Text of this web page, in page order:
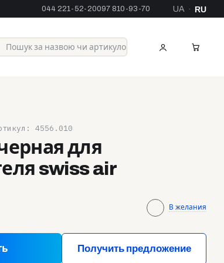
044 221-52-20097 810-93-70 UA · RU
для
swiss air
4556.010
В желания
Получить предложение